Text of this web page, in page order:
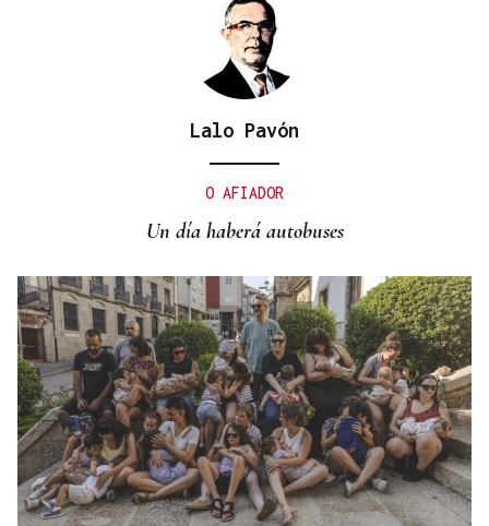
El Ibex 35 abre la sesión con un alza del 0,4% y
Lalo Pavón
O AFIADOR
Un día haberá autobuses